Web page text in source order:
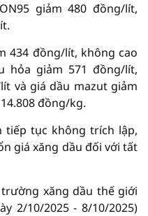
giảm 480 đồng/lít,
434 đồng/lít, không cao
hỏa giảm 571 đồng/lít,
và giá dầu mazut giảm
đồng/kg.
tiếp tục không trích lập,
giá xăng dầu đối với tất
xăng dầu thế giới
2/10/2025 - 8/10/2025)